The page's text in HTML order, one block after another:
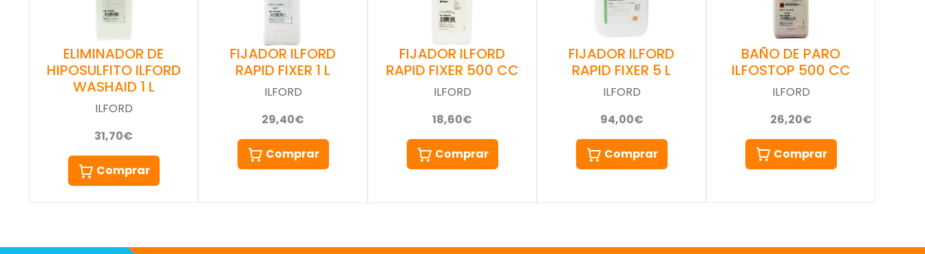
ELIMINADOR DE
HIPOSULFITO ILFORD
WASHAID 1 L
ILFORD
31,70€
Comprar
FIJADOR ILFORD
RAPID FIXER 1 L
ILFORD
29,40€
Comprar
FIJADOR ILFORD
RAPID FIXER 500 CC
ILFORD
18,60€
Comprar
FIJADOR ILFORD
RAPID FIXER 5 L
ILFORD
94,00€
Comprar
BAÑO DE PARO
ILFOSTOP 500 CC
ILFORD
26,20€
Comprar